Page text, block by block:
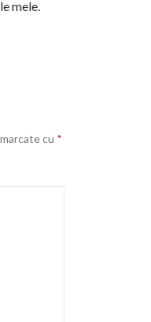
mele.
cu *